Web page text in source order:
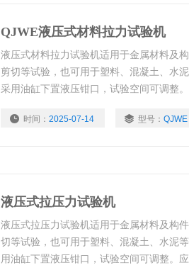
QJWE液压式材料拉力试验机
液压式材料拉力试验机适用于金属材料及
剪切等试验，也可用于塑料、混凝土、水
采用油缸下置液压钳口，试验空间可调整
的应力的情况下结果力值、位移、变形、
时间： 2025-07-14 型号： QJWE
液压式拉压力试验机
液压式拉压力试验机适用于金属材料及构
切等试验，也可用于塑料、混凝土、水泥
用油缸下置液压钳口，试验空间可调整。